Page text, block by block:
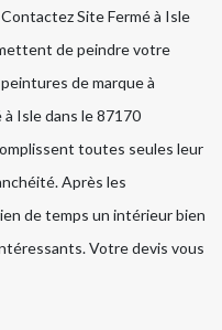
Site Fermé à Isle
de peindre votre
de marque à
à Isle dans le 87170
toutes seules leur
Après les
de temps un intérieur bien
Votre devis vous